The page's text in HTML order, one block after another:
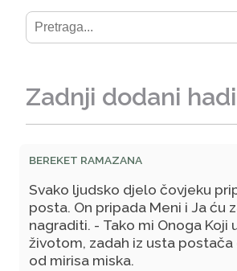
Zadnji dodani
BEREKET RAMAZANA
Svako ljudsko djelo čovjeku
posta. On pripada Meni i Ja ću
nagraditi. - Tako mi Onoga Koji
životom, zadah iz usta postača
od mirisa miska.